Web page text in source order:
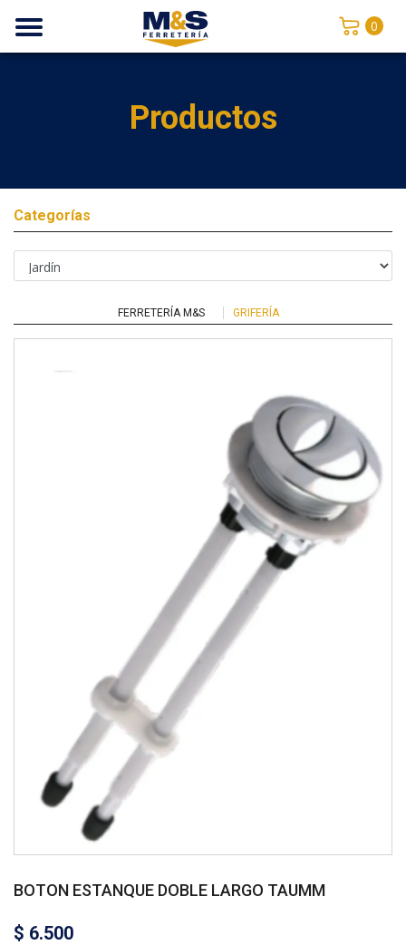
0
Productos
Categorías
FERRETERÍA M&S GRIFERÍA
BOTON ESTANQUE DOBLE LARGO TAUMM
$ 6.500